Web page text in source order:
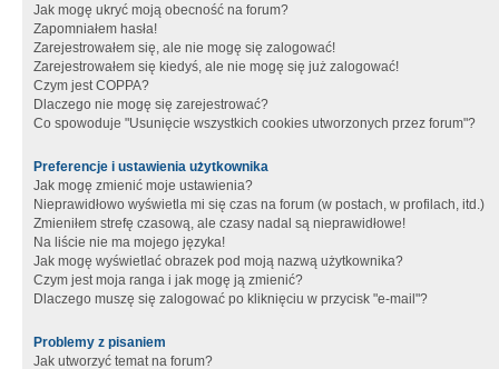
Jak mogę ukryć moją obecność na forum?
Zapomniałem hasła!
Zarejestrowałem się, ale nie mogę się zalogować!
Zarejestrowałem się kiedyś, ale nie mogę się już zalogować!
Czym jest COPPA?
Dlaczego nie mogę się zarejestrować?
Co spowoduje "Usunięcie wszystkich cookies utworzonych przez forum"?
Preferencje i ustawienia użytkownika
Jak mogę zmienić moje ustawienia?
Nieprawidłowo wyświetla mi się czas na forum (w postach, w profilach, itd.)
Zmieniłem strefę czasową, ale czasy nadal są nieprawidłowe!
Na liście nie ma mojego języka!
Jak mogę wyświetlać obrazek pod moją nazwą użytkownika?
Czym jest moja ranga i jak mogę ją zmienić?
Dlaczego muszę się zalogować po kliknięciu w przycisk "e-mail"?
Problemy z pisaniem
Jak utworzyć temat na forum?